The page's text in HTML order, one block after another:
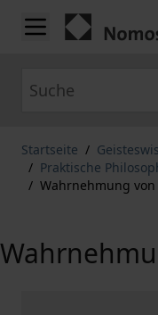
Zum Inhalt springen
Startseite /
/ Praktische
/ Wahrnehmung von